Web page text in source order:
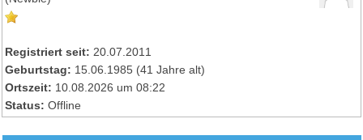
Registriert seit: 20.07.2011
Geburtstag: 15.06.1985 (41 Jahre alt)
Ortszeit: 10.08.2026 um 08:22
Status: Offline